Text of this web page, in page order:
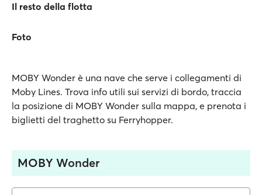
Il resto della flotta
Foto
MOBY Wonder è una nave che serve i collegamenti di
Moby Lines. Trova info utili sui servizi di bordo, traccia
la posizione di MOBY Wonder sulla mappa, e prenota i
biglietti del traghetto su Ferryhopper.
MOBY Wonder